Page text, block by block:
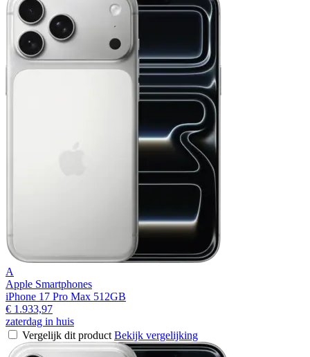
A
Apple Smartphones
iPhone 17 Pro Max 512GB
€ 1.933,97
zaterdag in huis
Vergelijk dit product Bekijk vergelijking